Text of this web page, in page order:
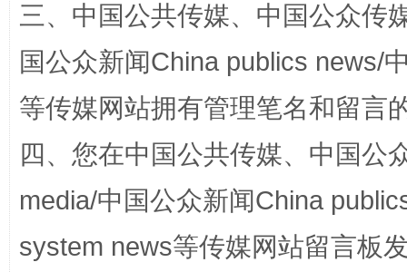
三、中国公共传媒、中国公众传
国公众新闻China publics news/
等传媒网站拥有管理笔名和留言
四、您在中国公共传媒、中国公
media/中国公众新闻China
system news等传媒网站留言板